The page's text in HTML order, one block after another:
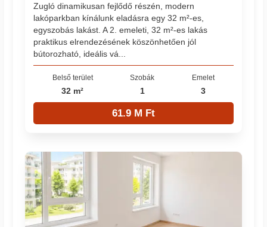
Zugló dinamikusan fejlődő részén, modern
lakóparkban kínálunk eladásra egy 32 m²-es,
egyszobás lakást. A 2. emeleti, 32 m²-es lakás
praktikus elrendezésének köszönhetően jól
bútorozható, ideális vá...
Belső terület
32 m²
Szobák
1
Emelet
3
61.9 M Ft